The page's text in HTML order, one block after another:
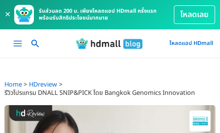
×
รับส่วนลด 200 บ. เพียงโหลดแอป HDmall ครั้งแรก
พร้อมรับสิทธิประโยชน์มากมาย
โหลดเลย
Main
โหลดแอป HDmall
Home
HDreview
รีวิวโปรแกรม DNALL SNIP&PICK โดย Bangkok Genomics Innovation